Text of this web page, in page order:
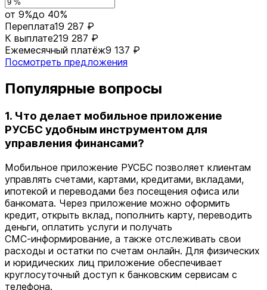
от 9%до 40%
Переплата19 287 ₽
К выплате219 287 ₽
Ежемесячный платёж9 137 ₽
Посмотреть предложения
Популярные вопросы
1. Что делает мобильное приложение
РУСБС удобным инструментом для
управления финансами?
Мобильное приложение РУСБС позволяет клиентам
управлять счетами, картами, кредитами, вкладами,
ипотекой и переводами без посещения офиса или
банкомата. Через приложение можно оформить
кредит, открыть вклад, пополнить карту, переводить
деньги, оплатить услуги и получать
СМС‑информирование, а также отслеживать свои
расходы и остатки по счетам онлайн. Для физических
и юридических лиц приложение обеспечивает
круглосуточный доступ к банковским сервисам с
телефона.